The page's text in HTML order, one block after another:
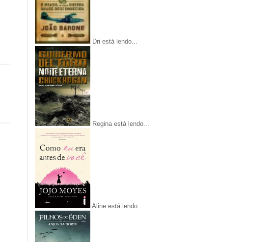
Dri está lendo...
Regina está lendo...
Aline está lendo...